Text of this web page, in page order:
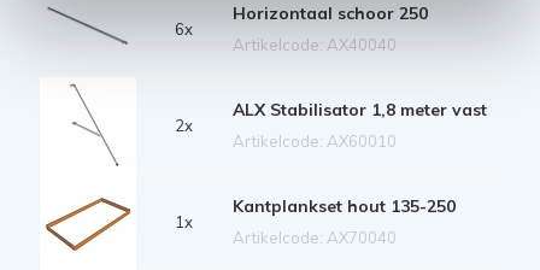
6x
Horizontaal schoor 250
Artikelcode: AX40040
2x
ALX Stabilisator 1,8 meter vast
Artikelcode: AX60010
1x
Kantplankset hout 135-250
Artikelcode: AX70040